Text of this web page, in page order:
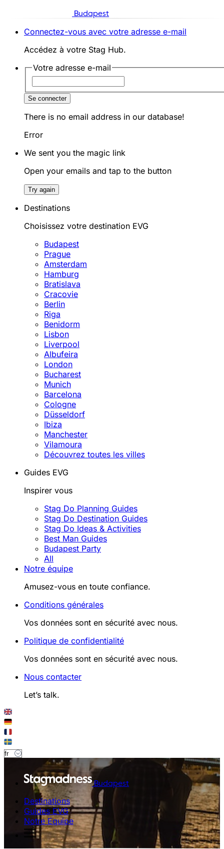
Budapest
Connectez-vous avec votre adresse e-mail
Accédez à votre Stag Hub.
Votre adresse e-mail
Se connecter
There is no email address in our database!
Error
We sent you the magic link
Open your emails and tap to the button
Try again
Destinations
Choisissez votre destination EVG
Budapest
Prague
Amsterdam
Hamburg
Bratislava
Cracovie
Berlin
Riga
Benidorm
Lisbon
Liverpool
Albufeira
London
Bucharest
Munich
Barcelona
Cologne
Düsseldorf
Ibiza
Manchester
Vilamoura
Découvrez toutes les villes
Guides EVG
Inspirer vous
Stag Do Planning Guides
Stag Do Destination Guides
Stag Do Ideas & Activities
Best Man Guides
Budapest Party
All
Notre équipe
Amusez-vous en toute confiance.
Conditions générales
Vos données sont en sécurité avec nous.
Politique de confidentialité
Vos données sont en sécurité avec nous.
Nous contacter
Let’s talk.
Budapest
Destinations
Guides EVG
Notre Equipe